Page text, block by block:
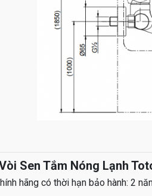
Sen Tắm Nóng Lạnh
hãng có thời hạn bảo hành: 2